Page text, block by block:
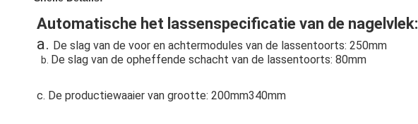
Automatische het lassenspecificatie van de nagelvlek:
a. De slag van de voor en achtermodules van de lassentoorts: 250mm
  b.
De slag van de opheffende schacht van de lassentoorts: 80mm
c. De productiewaaier van grootte: 200mm340mm